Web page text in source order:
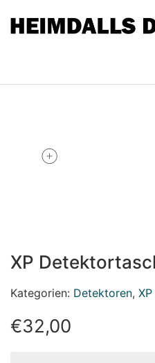
XP
Kategorien: Detektoren,
€32,00